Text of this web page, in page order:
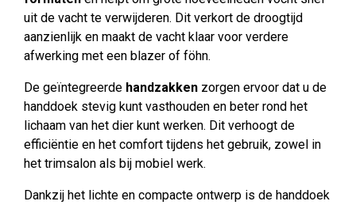
uit de vacht te verwijderen. Dit verkort de droogtijd
aanzienlijk en maakt de vacht klaar voor verdere
afwerking met een blazer of föhn.
De geïntegreerde handzakken zorgen ervoor dat u de
handdoek stevig kunt vasthouden en beter rond het
lichaam van het dier kunt werken. Dit verhoogt de
efficiëntie en het comfort tijdens het gebruik, zowel in
het trimsalon als bij mobiel werk.
Dankzij het lichte en compacte ontwerp is de handdoek